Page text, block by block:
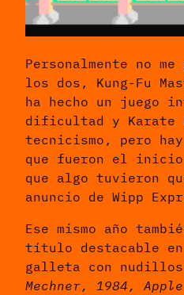
Personalmente no
los dos, Kung-Fu
ha hecho un juego
dificultad y Karate
tecnicismo, pero
que fueron el
que algo tuvieron
anuncio de Wipp
Ese mismo año
título destacable
galleta con
Mechner, 1984,